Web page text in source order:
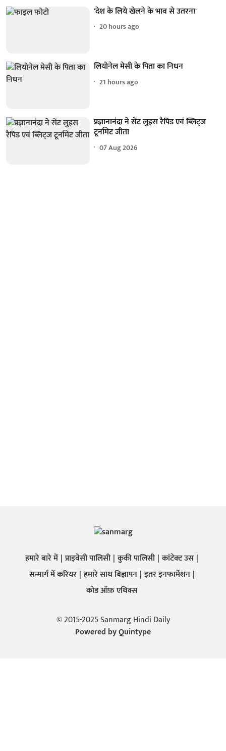
'देश के लिये खेलने के भाव से उतरना'
20 hours ago
लियोनेल मेसी के पिता का निधन
21 hours ago
प्रज्ञानानंदा ने सेंट लुइस रैपिड एवं ब्लिट्ज
टूर्नामेंट जीता
07 Aug 2026
हमारे बारे में प्राइवेसी पालिसी कुकी पालिसी कांटेक्ट उस
सन्मार्ग में करियर हमारे साथ बिज्ञापन इतर इनफार्मेशन
कोड ऑफ़ एथिक्स
© 2015-2025 Sanmarg Hindi Daily
Powered byQuintype